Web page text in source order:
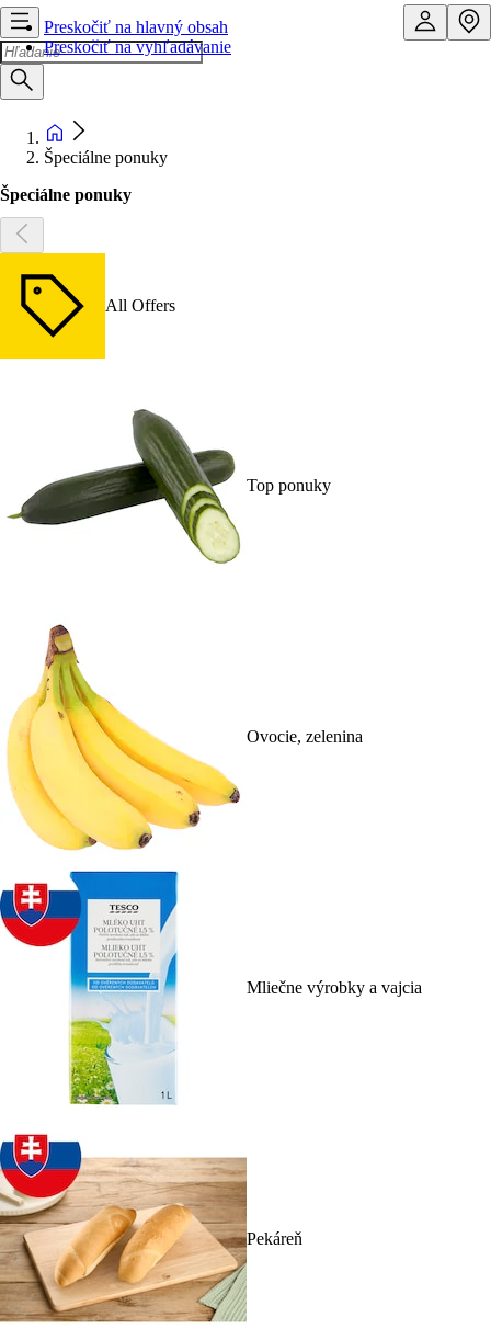
Preskočiť na hlavný obsah
Preskočiť na vyhľadávanie
Špeciálne ponuky
Špeciálne ponuky
All Offers
Top ponuky
Ovocie, zelenina
Mliečne výrobky a vajcia
Pekáreň